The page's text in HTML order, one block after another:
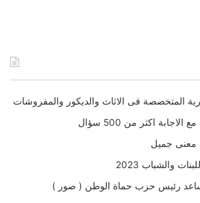
المتخصصة فى الاثاث والديكور والمفروشات
اكثر من 500 سؤال
معنى جميل
والشباب 2023
رئيس حزب حماة الوطن ( صور )